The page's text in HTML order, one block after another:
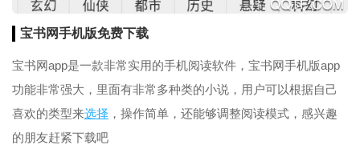
宝书网手机版免费下载
宝书网app是一款非常实用的手机阅读软件，宝书网手机版app
功能非常强大，里面有非常多种类的小说，用户可以根据自己
喜欢的类型来选择 ，操作简单，还能够调整阅读模式，感兴趣
的朋友赶紧下载吧